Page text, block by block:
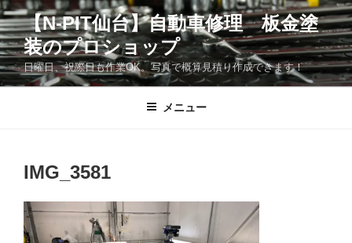
コ
ン
テ
ン
ツ
【N-PIT仙台】自動車修理 板金塗
装のプロショップ
日曜日、祝際日も作業OK。写真で概算見積り作成できます！
メニュー
IMG_3581